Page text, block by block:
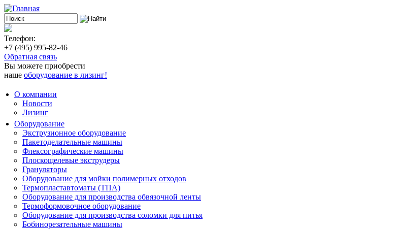
Телефон:
+7 (495) 995-82-46
Обратная связь
Вы можете приобрести
наше оборудование в лизинг!
О компании
Новости
Лизинг
Оборудование
Экструзионное оборудование
Пакетоделательные машины
Флексографические машины
Плоскощелевые экструдеры
Грануляторы
Оборудование для мойки полимерных отходов
Термопластавтоматы (ТПА)
Оборудование для производства обвязочной ленты
Термоформовочное оборудование
Оборудование для производства соломки для питья
Бобинорезательные машины